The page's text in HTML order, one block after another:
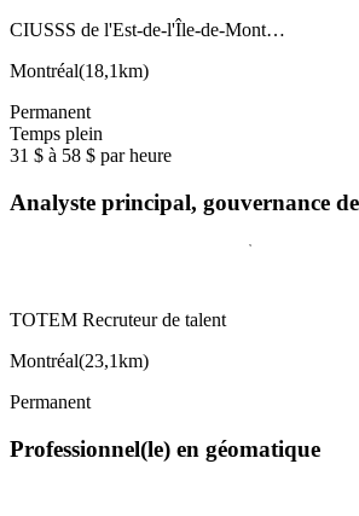
CIUSSS de l'Est-de-l'Île-de-Mont…
Montréal(18,1km)
Permanent
Temps plein
31 $ à 58 $ par heure
Analyste principal, gouvernance
TOTEM Recruteur de talent
Montréal(23,1km)
Permanent
Professionnel(le) en géomatique